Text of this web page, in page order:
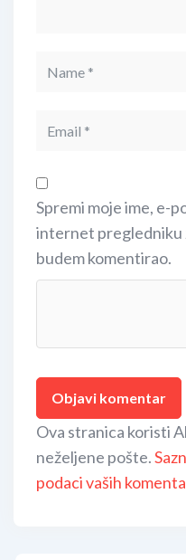
Spremi moje ime, e-
internet pregledniku
budem komentirao.
Ova stranica koristi
neželjene pošte.
podaci vaših